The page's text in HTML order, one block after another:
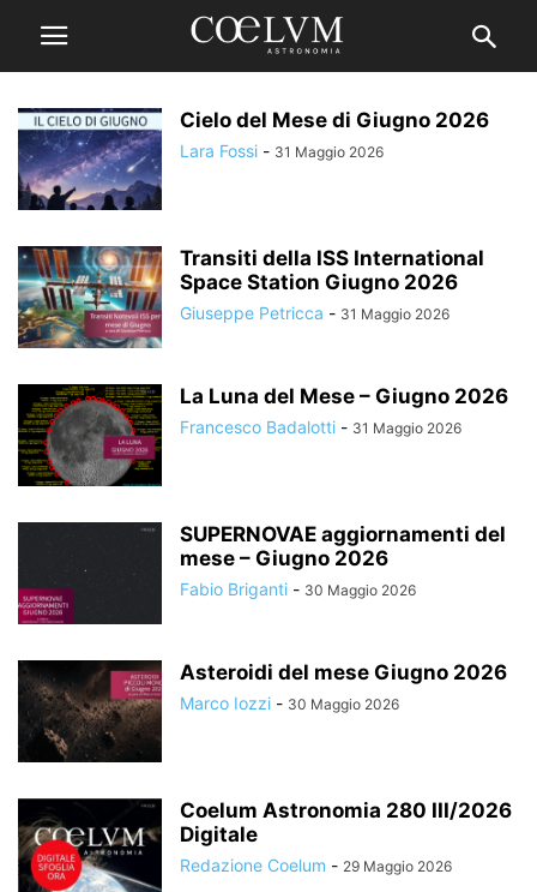
Cielo del Mese di Giugno 2026
Lara Fossi - 31 Maggio 2026
Transiti della ISS International
Space Station Giugno 2026
Giuseppe Petricca - 31 Maggio 2026
La Luna del Mese – Giugno 2026
Francesco Badalotti - 31 Maggio 2026
SUPERNOVAE aggiornamenti del
mese – Giugno 2026
Fabio Briganti - 30 Maggio 2026
Asteroidi del mese Giugno 2026
Marco Iozzi - 30 Maggio 2026
Coelum Astronomia 280 III/2026
Digitale
Redazione Coelum - 29 Maggio 2026